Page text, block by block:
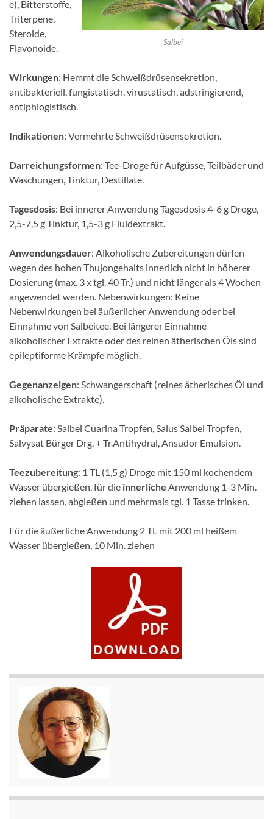
Salbei
e), Bitterstoffe,
Triterpene,
Steroide,
Flavonoide.
Wirkungen: Hemmt die Schweißdrüsensekretion,
antibakteriell, fungistatisch, virustatisch, adstrin­gierend,
antiphlogistisch.
Indikationen: Vermehrte Schweißdrüsensekretion.
Darreichungsformen: Tee-Droge für Aufgüsse, Teilbäder und
Waschungen, Tinktur, Destillate.
Tagesdosis: Bei innerer Anwendung Tagesdosis 4-6 g Droge,
2,5-7,5 g Tinktur, 1,5-3 g Fluidextrakt.
Anwendungsdauer: Alkoholische Zubereitungen dürfen
wegen des hohen Thujongehalts innerlich nicht in höherer
Dosierung (max. 3 x tgl. 40 Tr.) und nicht länger als 4 Wochen
angewendet werden. Nebenwirkungen: Keine
Nebenwirkungen bei äußerlicher Anwendung oder bei
Einnahme von Salbeitee. Bei längerer Einnahme
alkoholischer Extrakte oder des reinen ätherischen Öls sind
epileptiforme Krämpfe möglich.
Gegenanzeigen: Schwangerschaft (reines ätherisches Öl und
alkoholische Extrakte).
Präparate: Salbei Cuarina Tropfen, Salus Salbei Tropfen,
Salvysat Bürger Drg. + Tr.Antihydral, Ansudor Emulsion.
Teezubereitung: 1 TL (1,5 g) Droge mit 150 ml kochendem
Wasser übergießen, für die innerliche Anwendung 1-3 Min.
ziehen lassen, abgießen und mehrmals tgl. 1 Tasse trinken.
Für die äußerliche Anwendung 2 TL mit 200 ml heißem
Wasser übergießen, 10 Min. ziehen